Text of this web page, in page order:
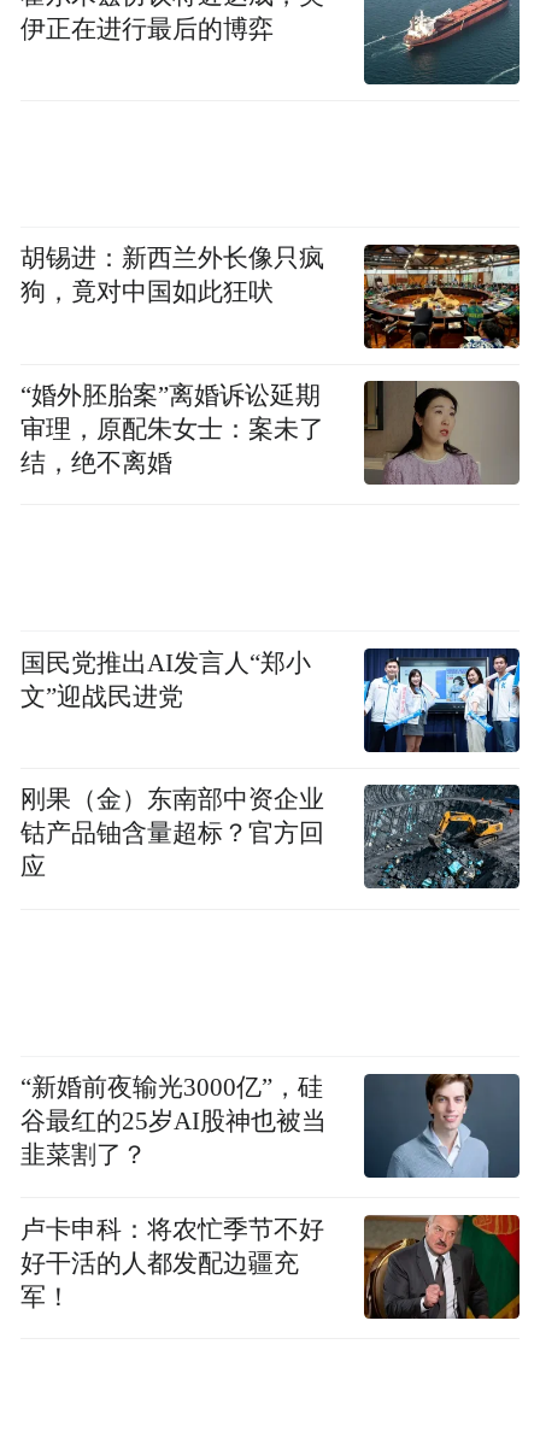
中。
我们看到了百折不挠的使命感
有在赛场上意外受伤
广西队中学组男、女排运动员们
学会面对挫折，是对他们最好的教育
卢显江在比赛中单腿跳着完成比赛。
在赛场内外
我们看到了公平竞赛、友谊第一的花朵
伊正在进行最后的博弈
胡锡进：新西兰外长像只疯
狗，竟对中国如此狂吠
“婚外胚胎案”离婚诉讼延期
审理，原配朱女士：案未了
结，绝不离婚
国民党推出AI发言人“郑小
文”迎战民进党
刚果（金）东南部中资企业
钴产品铀含量超标？官方回
应
“新婚前夜输光3000亿”，硅
谷最红的25岁AI股神也被当
韭菜割了？
卢卡申科：将农忙季节不好
好干活的人都发配边疆充
军！